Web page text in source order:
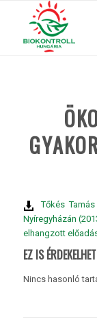
Tőkés
Nyíregyházán
elhangzott
EZ IS
Nincs hasonló